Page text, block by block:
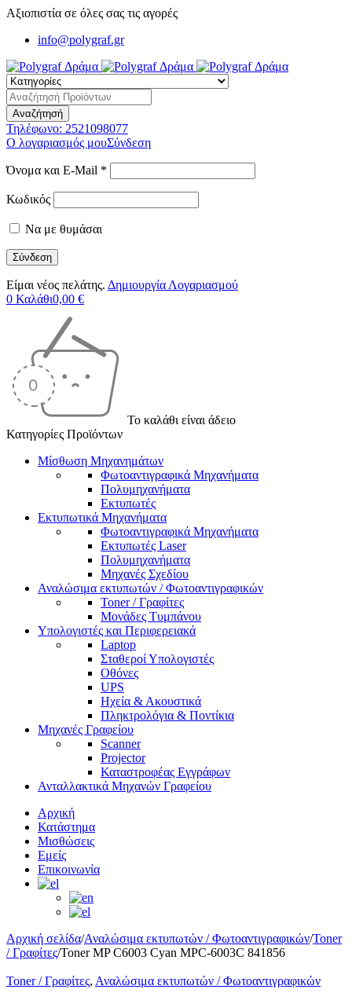
Αξιοπιστία σε όλες σας τις αγορές
info@polygraf.gr
Τηλέφωνο: 2521098077
Ο λογαριασμός μουΣύνδεση
Όνομα και E-Mail *
Κωδικός
Να με θυμάσαι
Είμαι νέος πελάτης. Δημιουργία Λογαριασμού
0 Καλάθι0,00 €
Το καλάθι είναι άδειο
Κατηγορίες Προϊόντων
Μίσθωση Μηχανημάτων
Φωτοαντιγραφικά Μηχανήματα
Πολυμηχανήματα
Εκτυπωτές
Εκτυπωτικά Μηχανήματα
Φωτοαντιγραφικά Μηχανήματα
Εκτυπωτές Laser
Πολυμηχανήματα
Μηχανές Σχεδίου
Αναλώσιμα εκτυπωτών / Φωτοαντιγραφικών
Toner / Γραφίτες
Μονάδες Τυμπάνου
Υπολογιστές και Περιφερειακά
Laptop
Σταθεροί Υπολογιστές
Οθόνες
UPS
Ηχεία & Ακουστικά
Πληκτρολόγια & Ποντίκια
Μηχανές Γραφείου
Scanner
Projector
Καταστροφέας Εγγράφων
Ανταλλακτικά Μηχανών Γραφείου
Αρχική
Κατάστημα
Μισθώσεις
Εμείς
Επικοινωνία
Αρχική σελίδα/Αναλώσιμα εκτυπωτών / Φωτοαντιγραφικών/Toner
/ Γραφίτες/Toner MP C6003 Cyan MPC-6003C 841856
Toner / Γραφίτες, Αναλώσιμα εκτυπωτών / Φωτοαντιγραφικών